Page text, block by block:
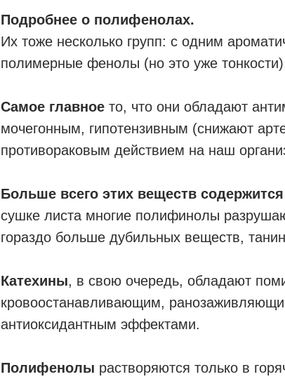
Подробнее о полифенолах.
Их тоже несколько групп: с одним
полимерные фенолы (но это уже
Самое главное то, что они обладают
мочегонным, гипотензивным (снижают
противораковым действием на наш
Больше всего этих веществ
сушке листа многие полифинолы
гораздо больше дубильных веществ,
Катехины, в свою очередь, обладают
кровоостанавливающим,
антиоксидантным эффектами.
Полифенолы растворяются только в